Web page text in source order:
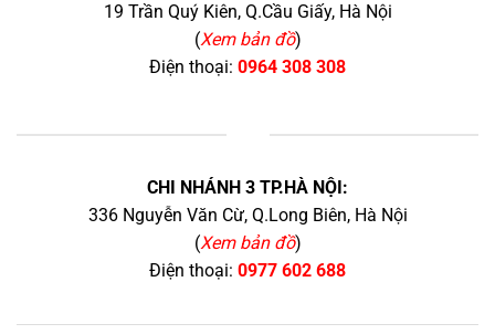
19 Trần Quý Kiên, Q.Cầu Giấy, Hà Nội
(Xem bản đồ)
Điện thoại: 0964 308 308
CHI NHÁNH 3 TP.HÀ NỘI:
336 Nguyễn Văn Cừ, Q.Long Biên, Hà Nội
(Xem bản đồ)
Điện thoại: 0977 602 688